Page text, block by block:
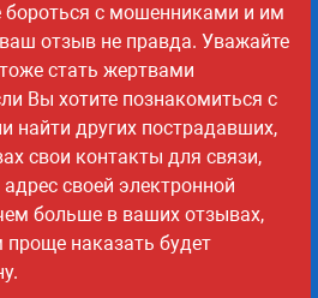
бороться с мошенниками и им
отзыв не правда. Уважайте
стать жертвами
Вы хотите познакомиться с
найти других пострадавших,
свои контакты для связи,
своей электронной
больше в ваших отзывах,
наказать будет